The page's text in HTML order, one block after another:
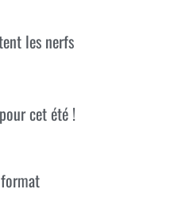
les nerfs
cet été !